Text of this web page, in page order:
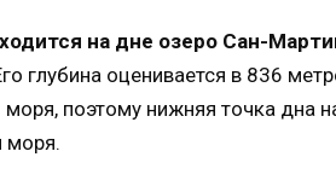
на дне озеро Сан-
глубина оценивается в 836
поэтому нижняя точка дна
моря.